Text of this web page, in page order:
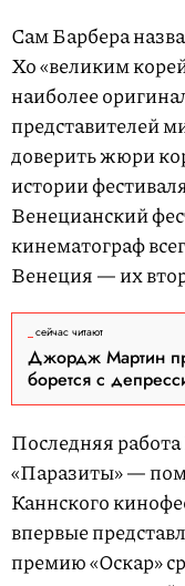
Сам Барбера
Хо «великим
наиболее
представителей
доверить жюри
истории
Венецианский
кинематограф
Венеция — их
сейчас читают
Джордж Мартин
борется с
Последняя
«Паразиты» —
Каннского
впервые
премию «Оскар»